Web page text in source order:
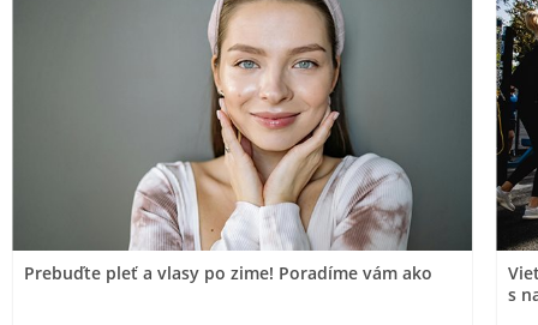
Prebuďte pleť a vlasy po zime! Poradíme vám ako
s